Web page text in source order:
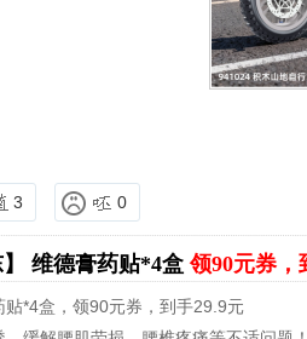
3 0
维德膏药贴*4盒领90元券，
贴*4盒，领90元券，到手29.9元